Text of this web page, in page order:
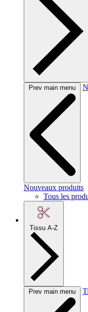
Prev main menu
Nouveaux produits
Tous les
Tissu A-Z
Prev main menu